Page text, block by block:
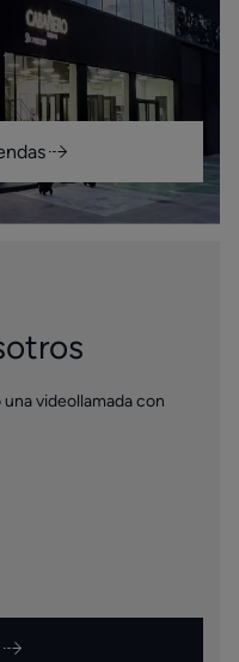
videollamada con